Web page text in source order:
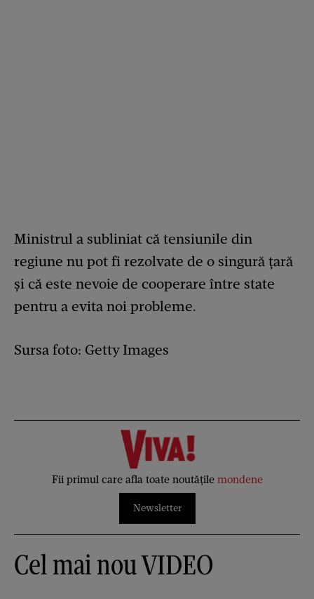
Ministrul a subliniat că tensiunile din
regiune nu pot fi rezolvate de o singură țară
și că este nevoie de cooperare între state
pentru a evita noi probleme.
Sursa foto: Getty Images
Fii primul care afla toate noutățile mondene
Newsletter
Cel mai nou VIDEO